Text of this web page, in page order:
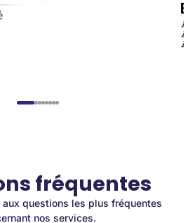
fréquentes
questions les plus fréquentes
nos services.